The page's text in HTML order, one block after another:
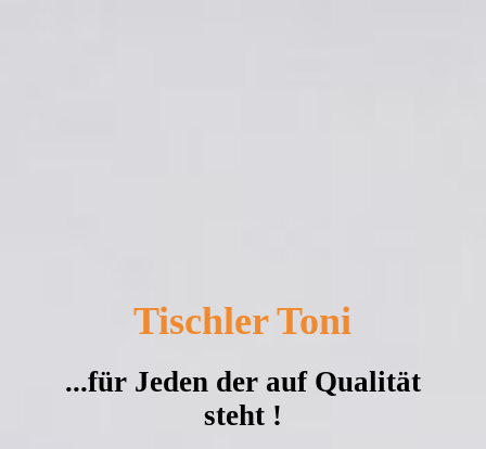
Tischler Toni
...für Jeden der auf Qualität
steht !